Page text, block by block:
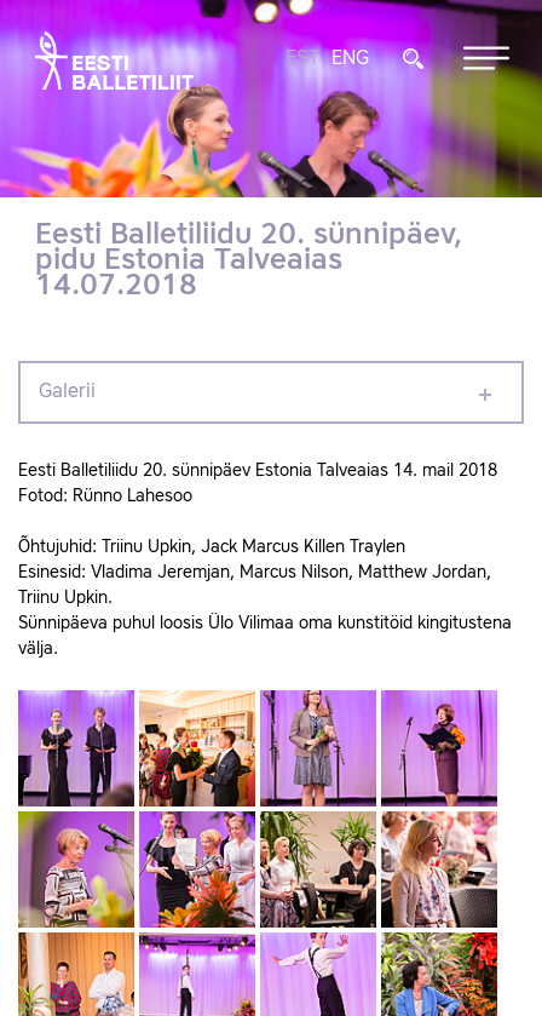
EST ENG
Eesti Balletiliidu 20. sünnipäev,
pidu Estonia Talveaias
14.07.2018
Galerii
Eesti Balletiliidu 20. sünnipäev Estonia Talveaias 14. mail 2018
Fotod: Rünno Lahesoo
Õhtujuhid: Triinu Upkin, Jack Marcus Killen Traylen
Esinesid: Vladima Jeremjan, Marcus Nilson, Matthew Jordan,
Triinu Upkin.
Sünnipäeva puhul loosis Ülo Vilimaa oma kunstitöid kingitustena
välja.